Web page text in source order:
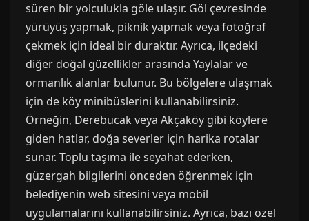
süren bir yolculukla göle ulaşır. Göl çevresinde
yürüyüş yapmak, piknik yapmak veya fotoğraf
çekmek için ideal bir duraktır. Ayrıca, ilçedeki
diğer doğal güzellikler arasında Yaylalar ve
ormanlık alanlar bulunur. Bu bölgelere ulaşmak
için de köy minibüslerini kullanabilirsiniz.
Örneğin, Derebucak veya Akçaköy gibi köylere
giden hatlar, doğa severler için harika rotalar
sunar. Toplu taşıma ile seyahat ederken,
güzergah bilgilerini önceden öğrenmek için
belediyenin web sitesini veya mobil
uygulamalarını kullanabilirsiniz. Ayrıca, bazı özel